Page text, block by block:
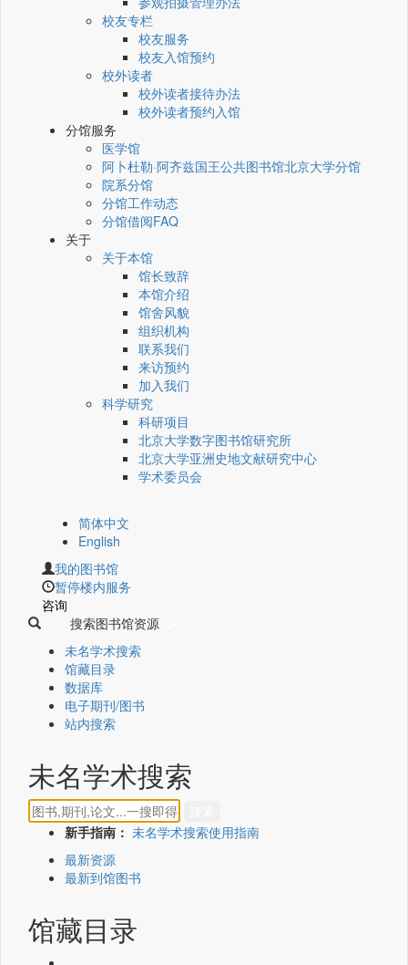
校友专栏
校友服务
校友入馆预约
校外读者
校外读者接待办法
校外读者预约入馆
分馆服务
医学馆
阿卜杜勒·阿齐兹国王公共图书馆北京大学分馆
院系分馆
分馆工作动态
分馆借阅FAQ
关于
关于本馆
馆长致辞
本馆介绍
馆舍风貌
组织机构
联系我们
来访预约
加入我们
科学研究
科研项目
北京大学数字图书馆研究所
北京大学亚洲史地文献研究中心
学术委员会
简体中文
English
我的图书馆
暂停楼内服务
咨询
搜索图书馆资源
未名学术搜索
馆藏目录
数据库
电子期刊/图书
站内搜索
未名学术搜索
新手指南： 未名学术搜索使用指南
最新资源
最新到馆图书
馆藏目录